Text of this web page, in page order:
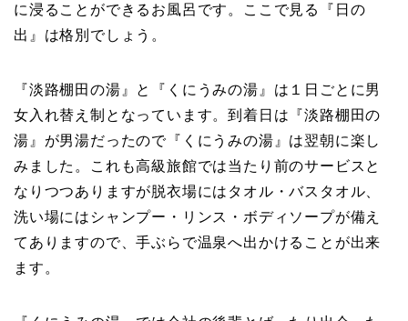
に浸ることができるお風呂です。ここで見る『日の
出』は格別でしょう。
『淡路棚田の湯』と『くにうみの湯』は１日ごとに男
女入れ替え制となっています。到着日は『淡路棚田の
湯』が男湯だったので『くにうみの湯』は翌朝に楽し
みました。これも高級旅館では当たり前のサービスと
なりつつありますが脱衣場にはタオル・バスタオル、
洗い場にはシャンプー・リンス・ボディソープが備え
てありますので、手ぶらで温泉へ出かけることが出来
ます。